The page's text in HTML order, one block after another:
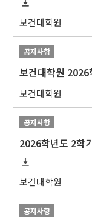
보건대학원
공지사항
보건대학원 2026
보건대학원
공지사항
2026학년도 2학
보건대학원
공지사항